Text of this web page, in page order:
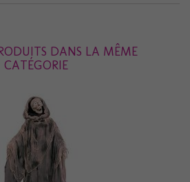
DANS LA MÊME
CATÉGORIE